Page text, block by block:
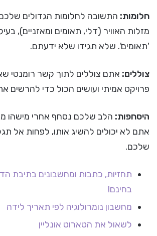
חלומות: התשובה לחלומות הגדולים
מזלות האוויר (דלי, תאומים ומאזניים),
'תאומים'. שלא תגידו שלא ידעתם.
צוללים: אתם צוללים לתוך קשר רומנטי
פרויקט אמיתי ועושים הכול כדי להרשים
היסחפות: הלב שלכם נסחף אחרי מישהו
אתם לא יכולים להשיג אותו, לפחות אל
שלכם.
תחזיות, כתבות ומחשבונים בתיבת
בחינם!
מחשבון נומרולוגיה לפי תאריך לידה
לשאול את הטארוט אונליין